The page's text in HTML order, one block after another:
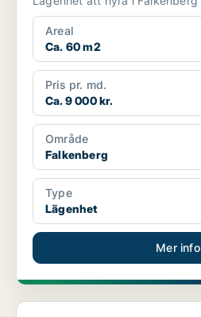
Areal
Ca. 60 m2
Pris pr. md.
Ca. 9 000 kr.
Område
Falkenberg
Type
Lägenhet
Mer info
Lägenhet i Falkenberg